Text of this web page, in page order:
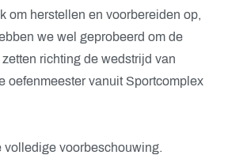
om herstellen en voorbereiden op,
we wel geprobeerd om de
richting de wedstrijd van
oefenmeester vanuit Sportcomplex
volledige voorbeschouwing.